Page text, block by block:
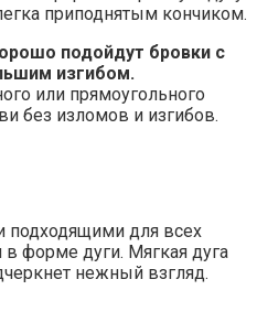
приподнятым кончиком.
подойдут бровки с
изгибом.
или прямоугольного
без изломов и изгибов.
для всех
форме дуги. Мягкая дуга
нежный взгляд.